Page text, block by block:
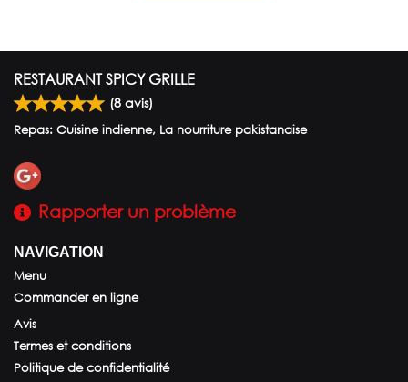
RESTAURANT SPICY GRILLE
(8 avis)
Repas: Cuisine indienne, La nourriture pakistanaise
Rapporter un problème
NAVIGATION
Menu
Commander en ligne
Avis
Termes et conditions
Politique de confidentialité